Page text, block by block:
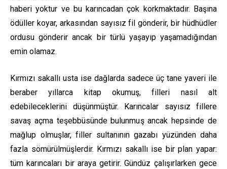
haberi yoktur ve bu karıncadan çok korkmaktadır. Başına
ödüller koyar, arkasından sayısız fil gönderir, bir hüdhüdler
ordusu gönderir ancak bir türlü yaşayıp yaşamadığından
emin olamaz.
Kırmızı sakallı usta ise dağlarda sadece üç tane yaveri ile
beraber yıllarca kitap okumuş, filleri nasıl alt
edebileceklerini düşünmüştür. Karıncalar sayısız fillere
savaş açma teşebbüsünde bulunmuş ancak hepsinde de
mağlup olmuşlar, filler sultanının gazabı yüzünden daha
fazla sömürülmüşlerdir. Kırmızı sakallı ise bir plan yapar:
tüm karıncaları bir araya getirir. Gündüz çalışırlarken gece